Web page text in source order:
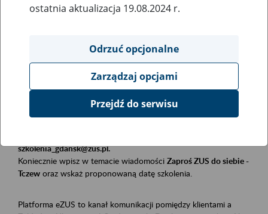
Szkolenia
Płatnicy, ubezpieczeni, świadczeniobiorcy
Event description
Szkolenie stacjonarne w siedzibie firmy, instytucji, urzędu.
szkolenia_gdansk@zus.pl.
Koniecznie wpisz w temacie wiadomości Zaproś ZUS do siebie -
Tczew oraz wskaż proponowaną datę szkolenia.
Platforma eZUS to kanał komunikacji pomiędzy klientami a
ostatnia aktualizacja 19.08.2024 r.
Odrzuć opcjonalne
Zarządzaj opcjami
Przejdź do serwisu